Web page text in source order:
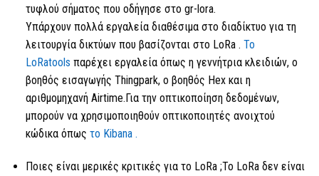
τυφλού σήματος που οδήγησε στο gr-lora.
Υπάρχουν πολλά εργαλεία διαθέσιμα στο διαδίκτυο για τη
λειτουργία δικτύων που βασίζονται στο LoRa . Το
LoRatools παρέχει εργαλεία όπως η γεννήτρια κλειδιών, ο
βοηθός εισαγωγής Thingpark, ο βοηθός Hex και η
αριθμομηχανή Airtime.Για την οπτικοποίηση δεδομένων,
μπορούν να χρησιμοποιηθούν οπτικοποιητές ανοιχτού
κώδικα όπως το Kibana .
Ποιες είναι μερικές κριτικές για το LoRa;Το LoRaδεν είναι